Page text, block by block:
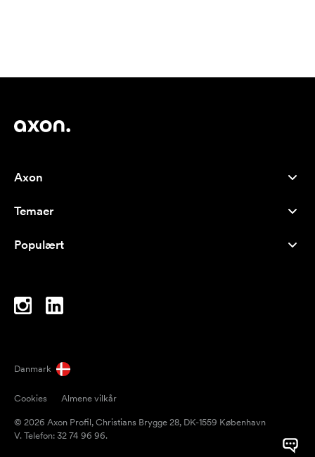
Axon
Om os
Careers
Temaer
Populære produkter
Inspiration
Populært
Notesbøger
Paraplyer
Danmark
Cookies
Almene vilkår
© 2026 Axon Profil, Christians Brygge 28, DK-1559 København
V. Telefon: 32 74 96 96.